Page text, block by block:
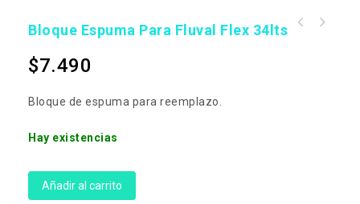
Bloque Espuma Para Fluval Flex 34lts
$7.490
Bloque de espuma para reemplazo.
Hay existencias
Añadir al carrito